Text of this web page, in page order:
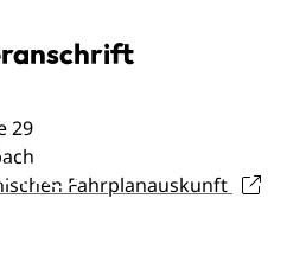
29
Fahrplanauskunft